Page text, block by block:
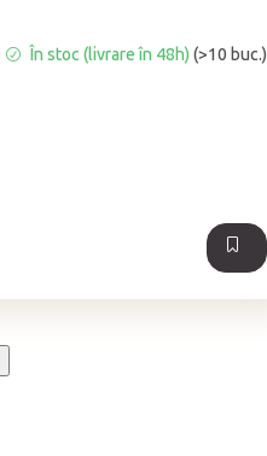
În stoc (livrare în 48h)(>10 buc.)